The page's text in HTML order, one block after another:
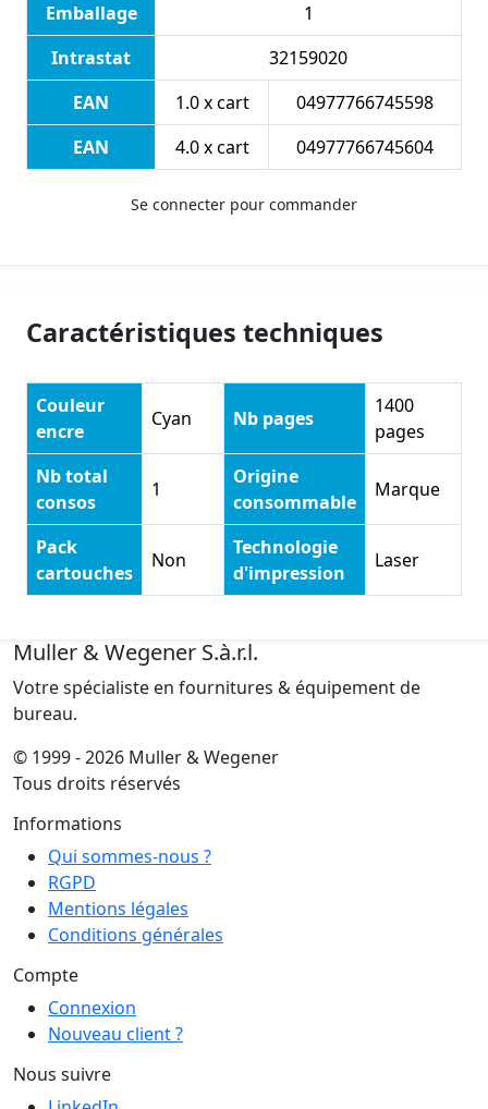
Emballage
1
Intrastat
32159020
EAN
1.0 x cart
04977766745598
EAN
4.0 x cart 04977766745604
Se connecter pour commander
Caractéristiques techniques
Couleur
encre
Cyan Nb pages
1400
pages
Nb total
consos
1
Origine
consommable
Marque
Pack
cartouches
Non
Technologie
d'impression
Laser
Muller & Wegener S.à.r.l.
Votre spécialiste en fournitures & équipement de
bureau.
© 1999 - 2026 Muller & Wegener
Tous droits réservés
Informations
Qui sommes-nous ?
RGPD
Mentions légales
Conditions générales
Compte
Connexion
Nouveau client ?
Nous suivre